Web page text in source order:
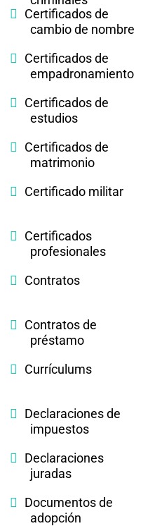
Certificados de
cambio de nombre
Certificados de
empadronamiento
Certificados de
estudios
Certificados de
matrimonio
Certificado militar
Certificados
profesionales
Contratos
Contratos de
préstamo
Currículums
Declaraciones de
impuestos
Declaraciones
juradas
Documentos de
adopción